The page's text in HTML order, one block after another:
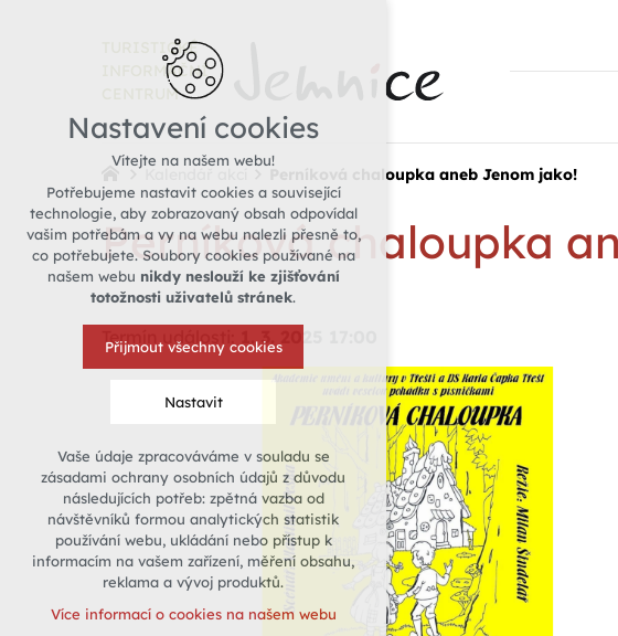
TURISTICKÉ
INFORMAČNÍ
CENTRUM
Perníková chaloupka aneb Jenom jako!
Perníková chaloupka
Termín události: 1. 3. 2025 17:00
Nastavení cookies
Vítejte na našem webu!
Potřebujeme nastavit cookies a související
technologie, aby zobrazovaný obsah odpovídal
vašim potřebám a vy na webu nalezli přesně to,
co potřebujete. Soubory cookies používané na
našem webu nikdy neslouží ke zjišťování
totožnosti uživatelů stránek.
Přijmout všechny cookies
Nastavit
Technická cookies
nutná pro provozování webu
udržení kontextu stránek (session):
případná přihlášení, volby jazyka, apod.
Volitelná cookies
vyhodnocení návštěvnosti
Vaše údaje zpracováváme v souladu se
zásadami ochrany osobních údajů z důvodu
následujících potřeb: zpětná vazba od
návštěvníků formou analytických statistik
používání webu, ukládání nebo přístup k
informacím na vašem zařízení, měření obsahu,
reklama a vývoj produktů.
Více informací o cookies na našem webu